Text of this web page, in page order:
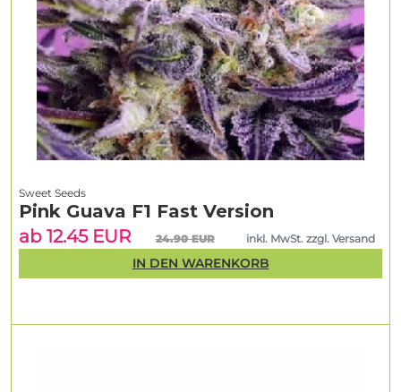
Sweet Seeds
Pink Guava F1 Fast Version
ab 12.45 EUR
24.90 EUR inkl. MwSt. zzgl. Versand
IN DEN WARENKORB